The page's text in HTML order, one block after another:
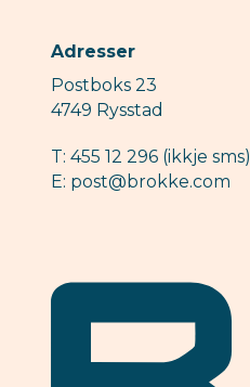
Adresser
Postboks 23
4749 Rysstad
T: 455 12 296 (ikkje sms)
E: post@brokke.com